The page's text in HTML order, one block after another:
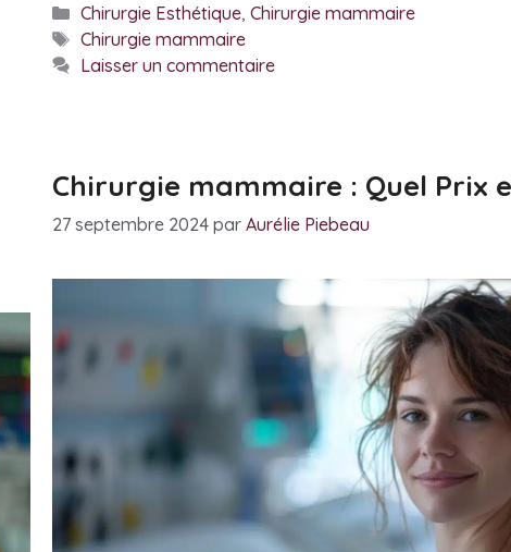
Catégories
Chirurgie Esthétique, Chirurgie mammaire
Étiquettes
Chirurgie mammaire
Laisser un commentaire
Chirurgie mammaire : Quel Prix
27 septembre 2024 par Aurélie Piebeau